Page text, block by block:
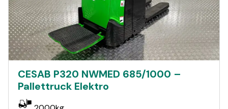
CESAB P320 NWMED 685/1000 –
Pallettruck Elektro